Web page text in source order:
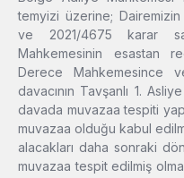
temyizi üzerine;
ve 2021/4675 karar
Mahkemesinin esastan
Derece Mahkemesince
davacının Tavşanlı 1.
davada muvazaa tespiti
muvazaa olduğu kabul
alacakları daha sonraki
muvazaa tespit edilmiş